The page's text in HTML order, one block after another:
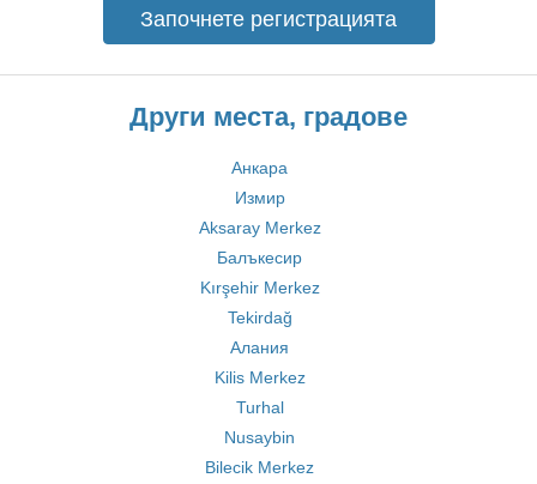
Започнете регистрацията
Други места, градове
Анкара
Измир
Aksaray Merkez
Балъкесир
Kırşehir Merkez
Tekirdağ
Алания
Kilis Merkez
Turhal
Nusaybin
Bilecik Merkez